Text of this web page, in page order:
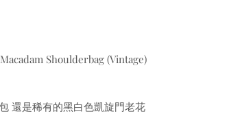
Shoulderbag (Vintage)
還是稀有的黑白色凱旋門老花